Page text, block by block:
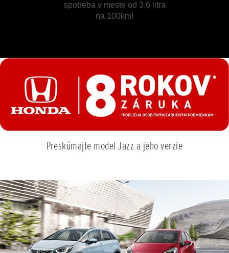
spotreba v meste od 3,6 litra
na 100km!
Preskúmajte model Jazz a jeho verzie